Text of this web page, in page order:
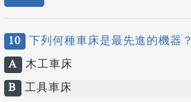
10 下列何種車床是最先進的機器？
A 木工車床
B 工具車床